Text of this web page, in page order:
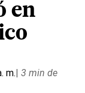
en
m.| 3 min de